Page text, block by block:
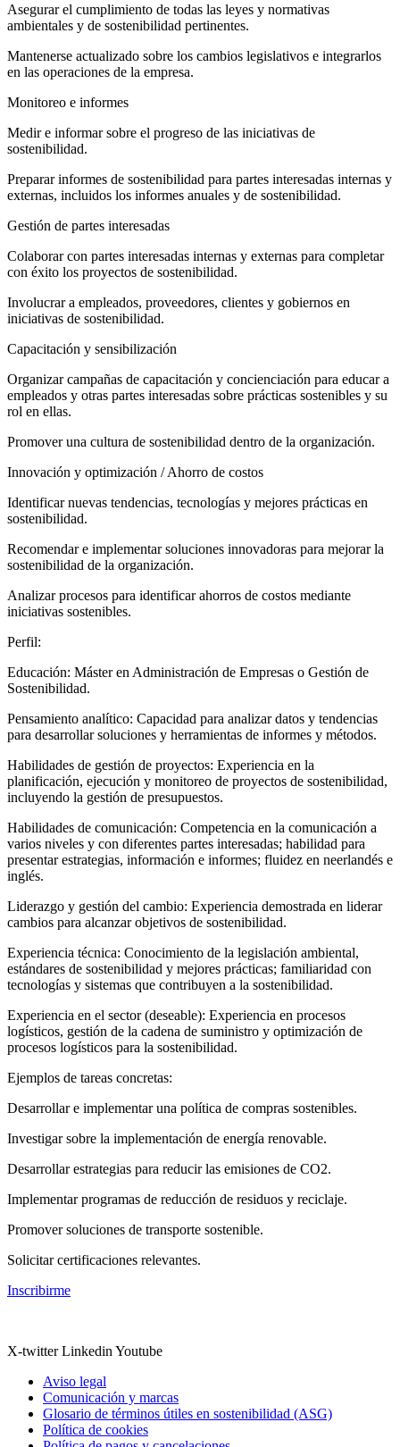
Asegurar el cumplimiento de todas las leyes y normativas
ambientales y de sostenibilidad pertinentes.
Mantenerse actualizado sobre los cambios legislativos e integrarlos
en las operaciones de la empresa.
Monitoreo e informes
Medir e informar sobre el progreso de las iniciativas de
sostenibilidad.
Preparar informes de sostenibilidad para partes interesadas internas y
externas, incluidos los informes anuales y de sostenibilidad.
Gestión de partes interesadas
Colaborar con partes interesadas internas y externas para completar
con éxito los proyectos de sostenibilidad.
Involucrar a empleados, proveedores, clientes y gobiernos en
iniciativas de sostenibilidad.
Capacitación y sensibilización
Organizar campañas de capacitación y concienciación para educar a
empleados y otras partes interesadas sobre prácticas sostenibles y su
rol en ellas.
Promover una cultura de sostenibilidad dentro de la organización.
Innovación y optimización / Ahorro de costos
Identificar nuevas tendencias, tecnologías y mejores prácticas en
sostenibilidad.
Recomendar e implementar soluciones innovadoras para mejorar la
sostenibilidad de la organización.
Analizar procesos para identificar ahorros de costos mediante
iniciativas sostenibles.
Perfil:
Educación: Máster en Administración de Empresas o Gestión de
Sostenibilidad.
Pensamiento analítico: Capacidad para analizar datos y tendencias
para desarrollar soluciones y herramientas de informes y métodos.
Habilidades de gestión de proyectos: Experiencia en la
planificación, ejecución y monitoreo de proyectos de sostenibilidad,
incluyendo la gestión de presupuestos.
Habilidades de comunicación: Competencia en la comunicación a
varios niveles y con diferentes partes interesadas; habilidad para
presentar estrategias, información e informes; fluidez en neerlandés e
inglés.
Liderazgo y gestión del cambio: Experiencia demostrada en liderar
cambios para alcanzar objetivos de sostenibilidad.
Experiencia técnica: Conocimiento de la legislación ambiental,
estándares de sostenibilidad y mejores prácticas; familiaridad con
tecnologías y sistemas que contribuyen a la sostenibilidad.
Experiencia en el sector (deseable): Experiencia en procesos
logísticos, gestión de la cadena de suministro y optimización de
procesos logísticos para la sostenibilidad.
Ejemplos de tareas concretas:
Desarrollar e implementar una política de compras sostenibles.
Investigar sobre la implementación de energía renovable.
Desarrollar estrategias para reducir las emisiones de CO2.
Implementar programas de reducción de residuos y reciclaje.
Promover soluciones de transporte sostenible.
Solicitar certificaciones relevantes.
Inscribirme
X-twitter Linkedin Youtube
Aviso legal
Comunicación y marcas
Glosario de términos útiles en sostenibilidad (ASG)
Política de cookies